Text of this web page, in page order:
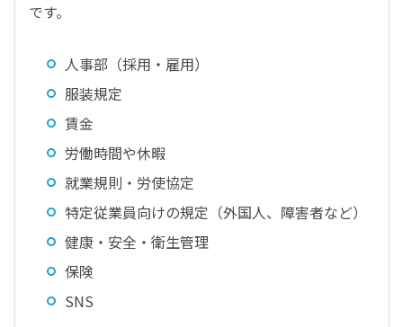
です。
人事部（採用・雇用）
服装規定
賃金
労働時間や休暇
就業規則・労使協定
特定従業員向けの規定（外国人、障害者など）
健康・安全・衛生管理
保険
SNS